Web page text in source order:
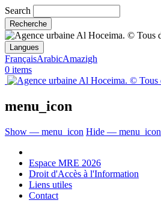
Search
Langues
FrançaisArabicAmazigh
0 items
menu_icon
Show — menu_icon Hide — menu_icon
Espace MRE 2026
Droit d'Accès à l'Information
Liens utiles
Contact